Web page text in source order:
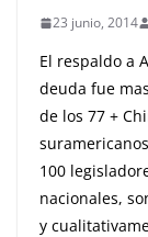
23 junio, 2014
El respaldo a
deuda fue
de los 77 +
100
nacionales,
y